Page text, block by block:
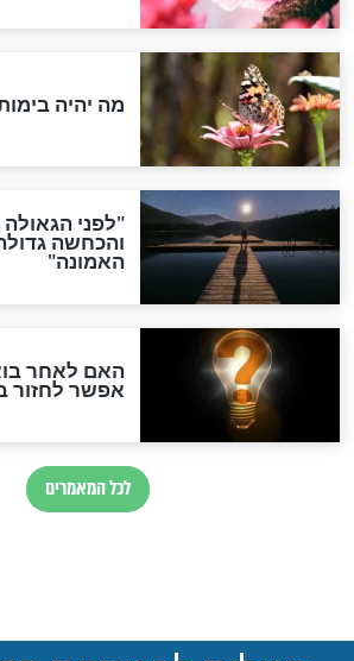
נוהגים לומר
הסליחות?
חדשות יהדות
נהרגו בדרום לבנון
סימני שאלה